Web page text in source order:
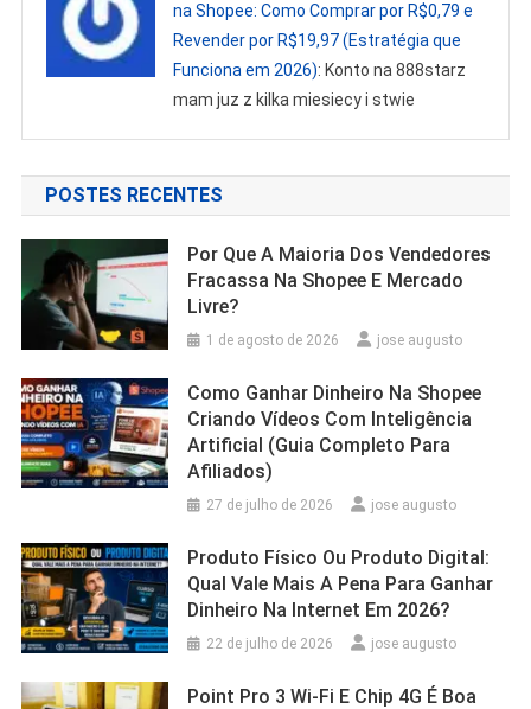
na Shopee: Como Comprar por R$0,79 e
Revender por R$19,97 (Estratégia que
Funciona em 2026): Konto na 888starz
mam juz z kilka miesiecy i stwie
POSTES RECENTES
Por Que A Maioria Dos Vendedores
Fracassa Na Shopee E Mercado
Livre?
1 de agosto de 2026 jose augusto
Como Ganhar Dinheiro Na Shopee
Criando Vídeos Com Inteligência
Artificial (Guia Completo Para
Afiliados)
27 de julho de 2026 jose augusto
Produto Físico Ou Produto Digital:
Qual Vale Mais A Pena Para Ganhar
Dinheiro Na Internet Em 2026?
22 de julho de 2026 jose augusto
Point Pro 3 Wi‑Fi E Chip 4G É Boa